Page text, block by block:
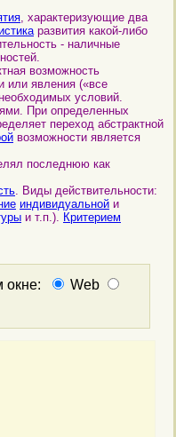
, характеризующие два
развития какой-либо
- наличные
возможность
или явления («все
условий.
При определенных
переход абстрактной
возможности является
последнюю как
. Виды действительности:
индивидуальной и
и т.п.). Критерием
окне:
Web